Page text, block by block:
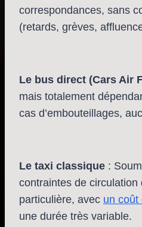
correspondances, sans
(retards, grèves,
Le bus direct (Cars Air
mais totalement
cas d’embouteillages,
Le taxi classique :
contraintes de circulation
particulière, avec un coût
une durée très variable.